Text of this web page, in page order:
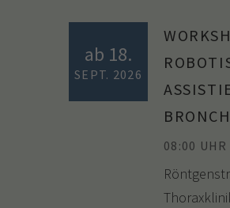
ab 18.
SEPT. 2026
08:00